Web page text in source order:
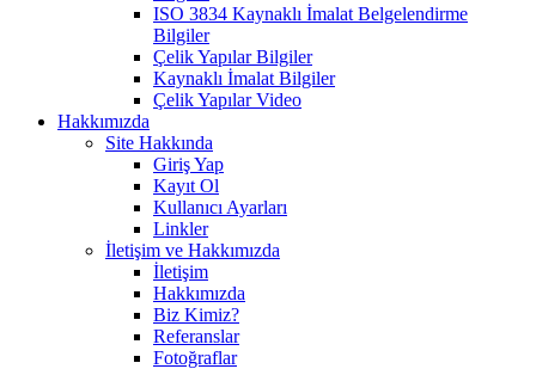
ISO 3834 Kaynaklı İmalat Belgelendirme
Bilgiler
Çelik Yapılar Bilgiler
Kaynaklı İmalat Bilgiler
Çelik Yapılar Video
Hakkımızda
Site Hakkında
Giriş Yap
Kayıt Ol
Kullanıcı Ayarları
Linkler
İletişim ve Hakkımızda
İletişim
Hakkımızda
Biz Kimiz?
Referanslar
Fotoğraflar